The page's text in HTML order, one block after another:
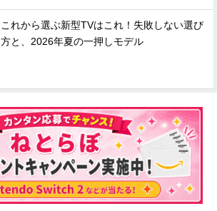
これから選ぶ新型TVはこれ！失敗しない選び
方と、2026年夏の一押しモデル